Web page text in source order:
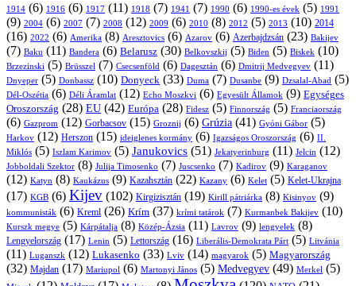
1914 (6) 1916 (6) 1917 (11) 1918 (7) 1941 (7) 1990 (6) 1990-es évek (5) 1991
(9) 2004 (6) 2007 (7) 2008 (12) 2009 (6) 2010 (8) 2012 (5) 2013 (10) 2014
(16) 2022 (6) Amerika (8) Aresztovics (6) Azarov (6) Azerbajdzsán (23) Bakijev
(7) Baku (11) Bandera (6) Belarusz (30) Belkovszkij (5) Biden (5) Biskek (10)
Brzezinski (5) Brüsszel (7) Csecsenföld (6) Dagesztán (6) Dmitrij Medvegyev (11)
Dnyeper (5) Donbassz (10) Donyeck (33) Duma (7) Dusanbe (9) Dzsalal-Abad (5)
Dél-Oszétia (6) Déli Áramlat (12) Echo Moszkvi (6) Egyesült Államok (9) Egységes
Oroszország (28) EU (42) Európa (28) Fidesz (5) Finnország (5) Franciaország
(6) Gazprom (12) Gorbacsov (15) Groznij (6) Grúzia (41) Gyóni Gábor (5)
Harkov (12) Herszon (15) ideiglenes kormány (6) Igazságos Oroszország (6) II.
Miklós (5) Iszlam Karimov (5) Janukovics (51) Jekatyerinburg (11) Jelcin (12)
Jobboldali Szektor (8) Julija Timosenko (7) Juscsenko (7) Kadirov (9) Karaganov
(12) Katyn (8) Kaukázus (9) Kazahsztán (22) Kazany (6) Kelet (5) Kelet-Ukrajna
(17) KGB (6) Kijev (102) Kirgizisztán (19) Kirill pátriárka (8) Kisinyov (9)
kommunisták (6) Kreml (26) Krím (37) krími tatárok (7) Kurmanbek Bakijev (10)
Kurszk megye (5) Kárpátalja (8) Közép-Ázsia (11) Lavrov (9) lengyelek (8)
Lengyelország (17) Lenin (5) Lettország (16) Liberális-Demokrata Párt (5) Litvánia
(11) Luganszk (12) Lukasenko (33) Lviv (14) magyarok (5) Magyarország
(32) Majdan (17) Mariupol (6) Martonyi János (5) Medvegyev (49) Merkel (5)